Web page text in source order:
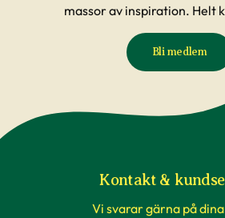
massor av inspiration. Helt
Bli medlem
Kontakt &
Vi svarar gärna på